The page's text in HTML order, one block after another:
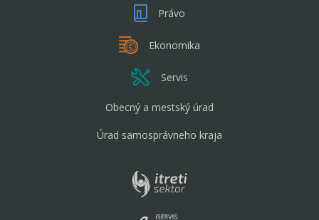
Právo
Ekonomika
Servis
Obecný a mestský úrad
Úrad samosprávneho kraja